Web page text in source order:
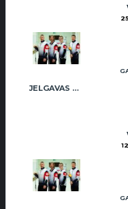
JELGAVAS MAIZNIEKS